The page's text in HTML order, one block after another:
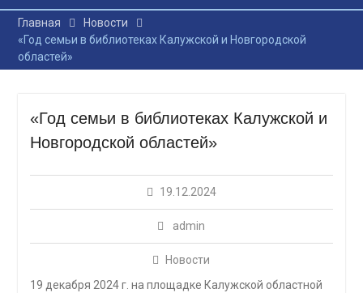
Главная
Новости
«Год семьи в библиотеках Калужской и Новгородской
областей»
«Год семьи в библиотеках Калужской и
Новгородской областей»
19.12.2024
admin
Новости
19 декабря 2024 г. на площадке Калужской областной